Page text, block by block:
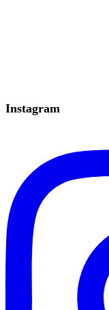
Instagram